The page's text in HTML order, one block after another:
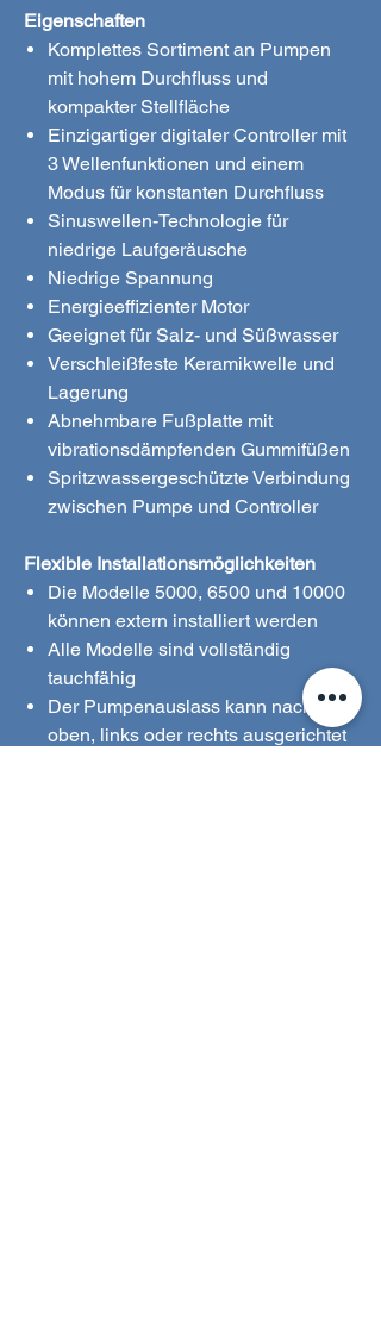
Eigenschaften
Komplettes Sortiment an Pumpen
mit hohem Durchfluss und
kompakter Stellfläche
Einzigartiger digitaler Controller mit
3 Wellenfunktionen und einem
Modus für konstanten Durchfluss
Sinuswellen-Technologie für
niedrige Laufgeräusche
Niedrige Spannung
Energieeffizienter Motor
Geeignet für Salz- und Süßwasser
Verschleißfeste Keramikwelle und
Lagerung
Abnehmbare Fußplatte mit
vibrationsdämpfenden Gummifüßen
Spritzwassergeschützte Verbindung
zwischen Pumpe und Controller
Flexible Installationsmöglichkeiten
Die Modelle 5000, 6500 und 10000
können extern installiert werden
Alle Modelle sind vollständig
tauchfähig
Der Pumpenauslass kann nach
oben, links oder rechts ausgerichtet